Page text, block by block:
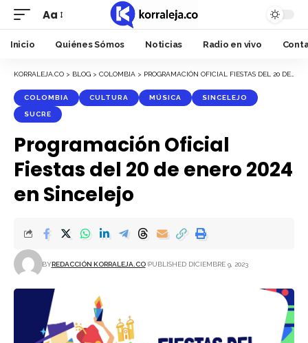
Font
Resizer
Aa
Inicio Quiénes Sómos Noticias Radio en vivo
KORRALEJA.CO > BLOG > COLOMBIA > PROGRAMACIÓN OFICIAL FIESTAS DEL 20 DE ENERO 2024 EN SINCELEJO
COLOMBIA CULTURA MÚSICA SINCELEJO
SUCRE
Programación Oficial
Fiestas del 20 de enero 2024
en Sincelejo
BYREDACCIÓN KORRALEJA.CO PUBLISHED DICIEMBRE 9, 2023